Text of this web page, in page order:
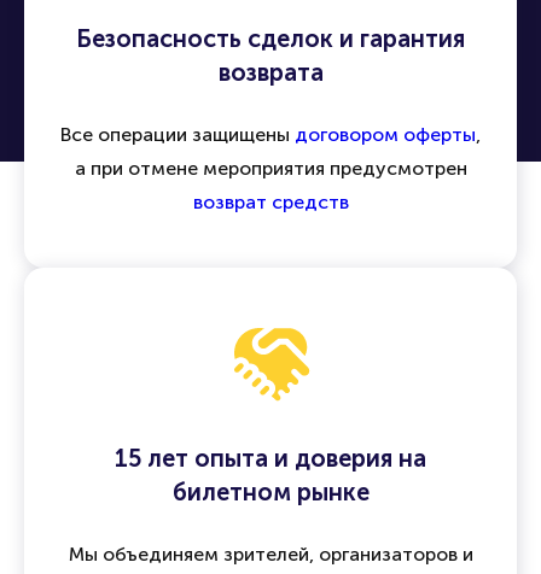
Безопасность сделок и гарантия
возврата
Все операции защищены договором оферты,
а при отмене мероприятия предусмотрен
возврат средств
15 лет опыта и доверия на
билетном рынке
Мы объединяем зрителей, организаторов и